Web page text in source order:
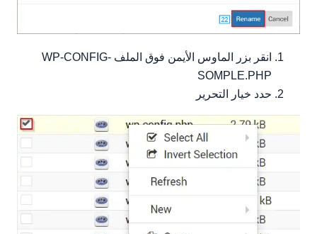
انقر بزر الماوس الأيمن فوق الملف WP-CONFIG-
SOMPLE.PHP
حدد خيار التحرير